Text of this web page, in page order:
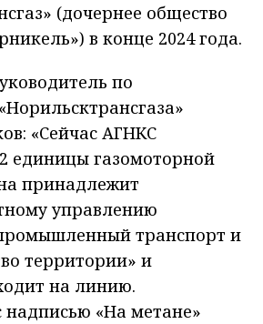
(дочернее общество
в конце 2024 года.
по
«Сейчас АГНКС
единицы газомоторной
принадлежит
управлению
транспорт и
территории» и
на линию.
надписью «На метане»